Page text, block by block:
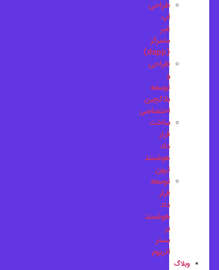
طراحی
اپ
غیر
متمرکز
طراحی
توسعه
بلاکچین
اختصاصی
ساخت
قرار
داد
هوشمند
ترون
توسعه
قرار
داد
هوشمند
بر
بستر
اتریوم
وبلاگ